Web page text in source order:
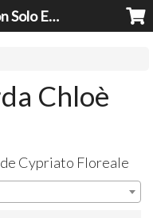
Bioprofumeria Non Solo Essenze
Chloè
Cypriato Floreale